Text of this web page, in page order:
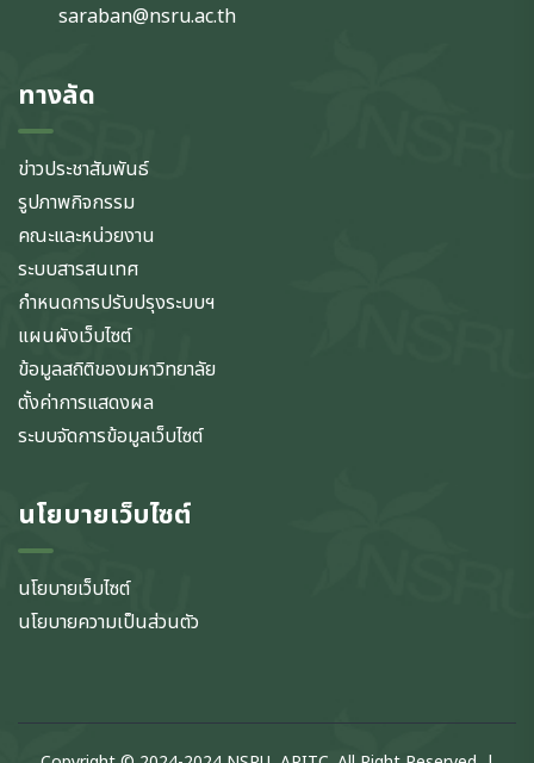
saraban@nsru.ac.th
ทางลัด
ข่าวประชาสัมพันธ์
รูปภาพกิจกรรม
คณะและหน่วยงาน
ระบบสารสนเทศ
กำหนดการปรับปรุงระบบฯ
แผนผังเว็บไซต์
ข้อมูลสถิติของมหาวิทยาลัย
ตั้งค่าการแสดงผล
ระบบจัดการข้อมูลเว็บไซต์
นโยบายเว็บไซต์
นโยบายเว็บไซต์
นโยบายความเป็นส่วนตัว